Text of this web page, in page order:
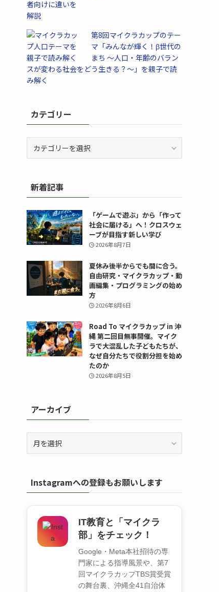
第8回マイクラカップのテー
マ「みんなが輝く！β世代の
まち ～人口・年齢のバラン
スが変わる社会をどう生きる？～」を親子で読
み解く
カテゴリー
ー
新着記事
「ゲームで遊ぶ」から「作って
社会に届ける」へ！クロスウェ
ーブが目指す新しい学び
2026年8月7日
夏休み後半からでも間に合う。
自由研究・マイクラカップ・動
画編集・プログラミングの始め
方
2026年8月6日
Road To マイクラカップ in 沖
縄 第二回目無事開催。マイク
ラで大混乱した子どもたちが、
なぜ自分たちで役割分担を始め
たのか
2026年8月5日
アーカイブ
ブInstagramへの登録もお願いします
IT教育と「マイクラ
部」をチェック！
Google・Meta本社招待の専
門家による指導風景や、第7
回マイクラカップTBS賞受賞
の舞台裏、沖縄全41自治体